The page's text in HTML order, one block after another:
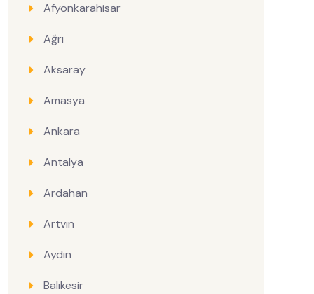
Afyonkarahisar
Ağrı
Aksaray
Amasya
Ankara
Antalya
Ardahan
Artvin
Aydın
Balıkesir